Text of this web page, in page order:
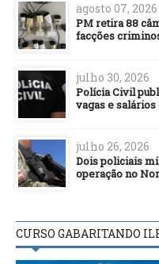
agosto 07, 2026
PM retira 88
facções
julho 30, 2026
Polícia Civil
vagas e salários
julho 26, 2026
Dois policiais
operação no
CURSO GABARITANDO